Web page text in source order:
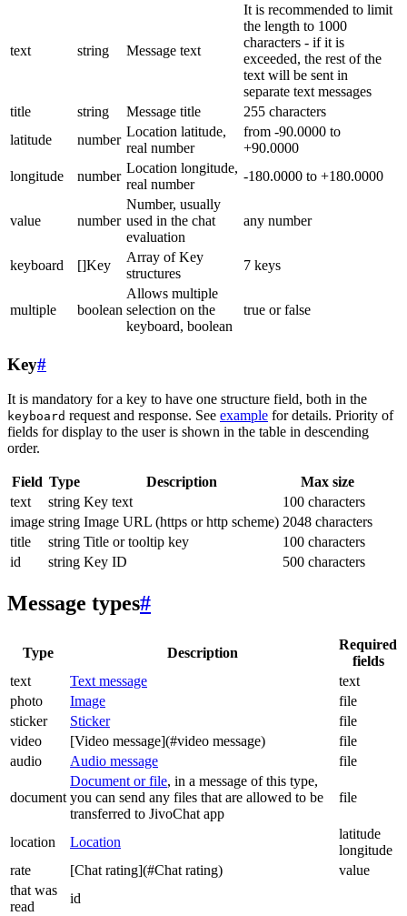
text string Message text
It is recommended to limit
the length to 1000
characters - if it is
exceeded, the rest of the
text will be sent in
separate text messages
title
string Message title
255 characters
latitude
number
Location latitude,
real number
from -90.0000 to
+90.0000
longitude
number
Location longitude,
real number
-180.0000 to +180.0000
value number
Number, usually
used in the chat
evaluation
any number
keyboard []Key
Array of Key
structures
7 keys
multiple boolean
Allows multiple
selection on the
keyboard, boolean
true or false
Key#
It is mandatory for a key to have one structure field, both in the
keyboard request and response. See example for details. Priority of
fields for display to the user is shown in the table in descending
order.
Field Type Description
Max size
text
string Key text
100 characters
image string Image URL (https or http scheme) 2048 characters
title
string Title or tooltip key
100 characters
id
string Key ID 500 characters
Message types#
Type Description
Required
fields
text
Text message
text
photo
Image
file
sticker
Sticker
file
video
[Video message](#video message)
file
audio
Audio message file
document
Document or file, in a message of this type,
you can send any files that are allowed to be
transferred to JivoChat app
file
location Location
latitude
longitude
rate
[Chat rating](#Chat rating)
value
that was
read
id